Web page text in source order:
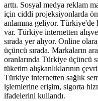
arttı. Sosyal medya reklam
için ciddi projeksiyonlarda
anlamına geliyor.
var. Türkiye internetten
sırada yer alıyor. Online
üçüncü sırada. Markaların
oranlarında Türkiye üçüncü
tüketim alışkanlıklarının
Türkiye internetten sağlık
işlemlerine erişim, sigorta
ifadelerini kullandı.